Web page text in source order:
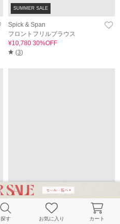
SUMMER SALE
Spick & Span
フロントフリルブラウス
¥10,780 30%OFF
(3)
NOBLE
《追加》【洗える】ドレープバルーン
探す お気に入り カート